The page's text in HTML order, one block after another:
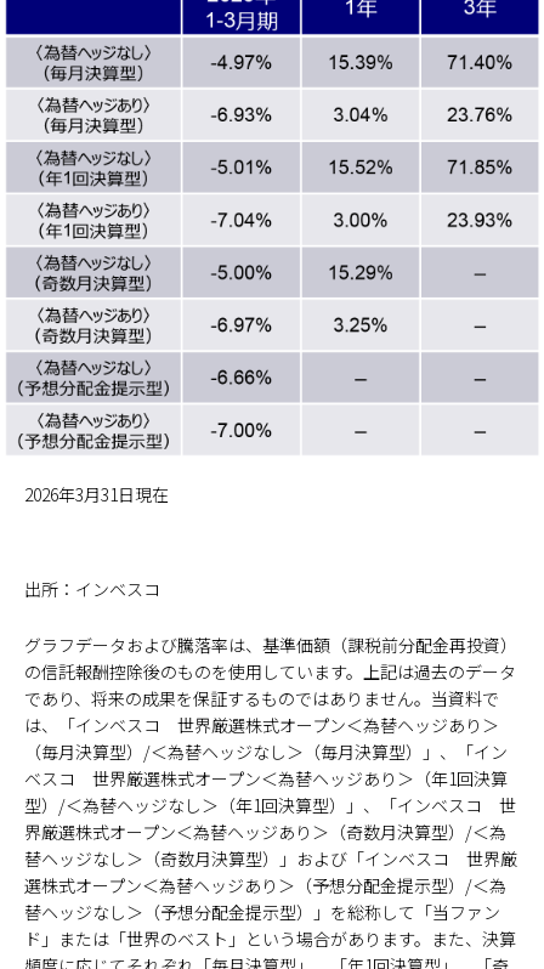
2026年3月31日現在
出所：インベスコ
グラフデータおよび騰落率は、基準価額（課税前分配金再投資）
の信託報酬控除後のものを使用しています。上記は過去のデータ
であり、将来の成果を保証するものではありません。当資料で
は、「インベスコ 世界厳選株式オープン＜為替ヘッジあり＞
（毎月決算型）/＜為替ヘッジなし＞（毎月決算型）」、「イン
ベスコ 世界厳選株式オープン＜為替ヘッジあり＞（年1回決算
型）/＜為替ヘッジなし＞（年1回決算型）」、「インベスコ 世
界厳選株式オープン＜為替ヘッジあり＞（奇数月決算型）/＜為
替ヘッジなし＞（奇数月決算型）」および「インベスコ 世界厳
選株式オープン＜為替ヘッジあり＞（予想分配金提示型）/＜為
替ヘッジなし＞（予想分配金提示型）」を総称して「当ファン
ド」または「世界のベスト」という場合があります。また、決算